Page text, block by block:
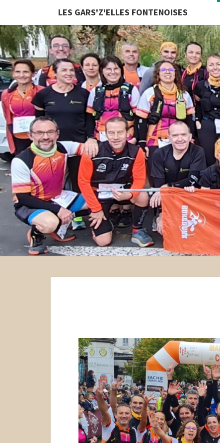
LES GARS'Z'ELLES FONTENOISES